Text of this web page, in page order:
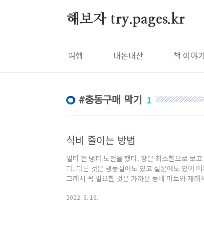
해보자 try.pages.kr
여행 내돈내산 책 이야기
충동구매 막기 1
식비 줄이는 방법
얼마 전 냉파 도전을 했다. 장은 최소한으로 보
다. 다른 것은 냉동실에도 있고 실온에도 있어
그래서 꼭 필요한 것은 가까운 동네 마트와 재
때문이다. 절약을 하려면 쇼핑앱을 지우라고 하
2022. 3. 16.